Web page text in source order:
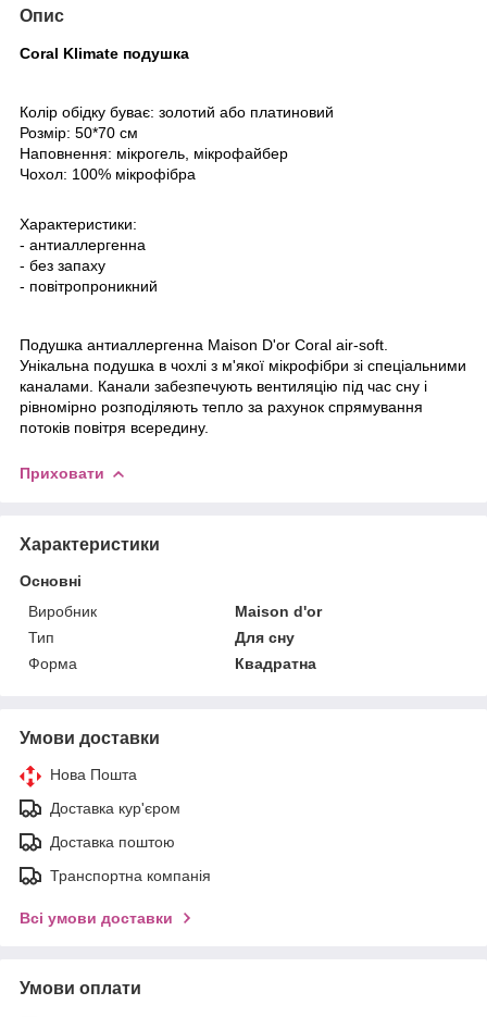
Опис
Coral Klimate подушка
Колір обідку буває: золотий або платиновий
Розмір: 50*70 см
Наповнення: мікрогель, мікрофайбер
Чохол: 100% мікрофібра
Характеристики:
- антиаллергенна
- без запаху
- повітропроникний
Подушка антиаллергенна Maison D'or Coral air-soft.
Унікальна подушка в чохлі з м'якої мікрофібри зі спеціальними
каналами. Канали забезпечують вентиляцію під час сну і
рівномірно розподіляють тепло за рахунок спрямування
потоків повітря всередину.
Приховати
Характеристики
Основні
Виробник
Maison d'or
Тип
Для сну
Форма
Квадратна
Умови доставки
Нова Пошта
Доставка кур'єром
Доставка поштою
Транспортна компанія
Всі умови доставки
Умови оплати